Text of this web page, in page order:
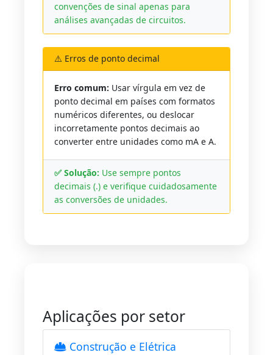
convenções de sinal apenas para
análises avançadas de circuitos.
⚠️ Erros de ponto decimal
Erro comum: Usar vírgula em vez de
ponto decimal em países com formatos
numéricos diferentes, ou deslocar
incorretamente pontos decimais ao
converter entre unidades como mA e A.
✅ Solução: Use sempre pontos
decimais (.) e verifique cuidadosamente
as conversões de unidades.
Aplicações por setor
Construção e Elétrica